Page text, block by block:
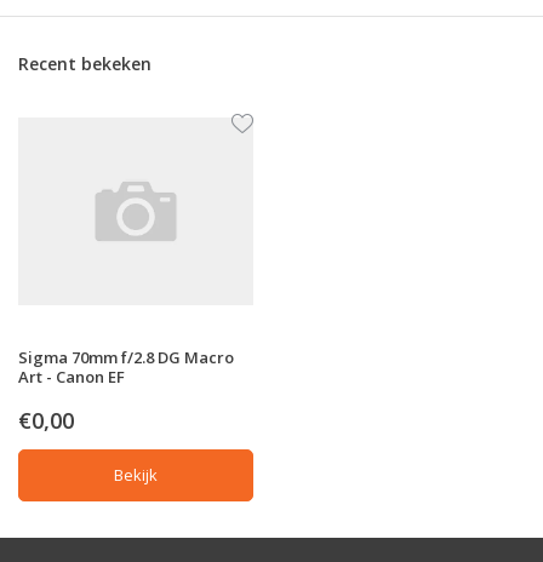
Recent bekeken
Sigma 70mm f/2.8 DG Macro
Art - Canon EF
€0,00
Bekijk